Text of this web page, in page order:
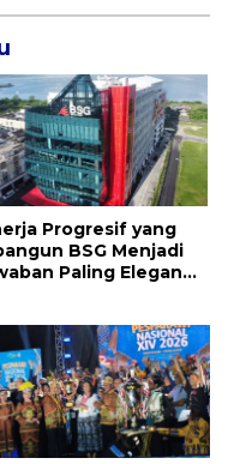
Progresif yang
BSG Menjadi
Paling Elegan